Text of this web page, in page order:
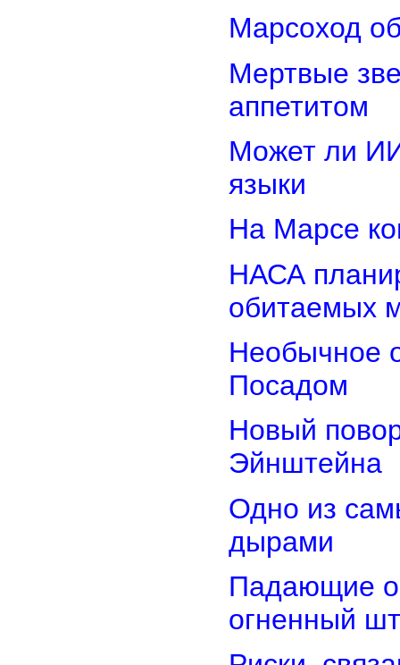
Марсоход
Мертвые
аппетитом
Может ли
языки
На Марсе
НАСА
обитаемых
Необычное
Посадом
Новый
Эйнштейна
Одно из
дырами
Падающие
огненный